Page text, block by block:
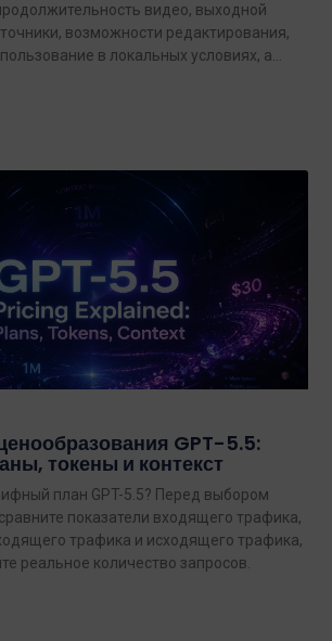
видео, выходной
возможности редактирования,
в локальных условиях, а
сегодняшний день.
GPT-5.5:
токены и контекст
план GPT-5.5? Перед выбором
показатели входящего трафика,
трафика и исходящего трафика,
реальное количество запросов.